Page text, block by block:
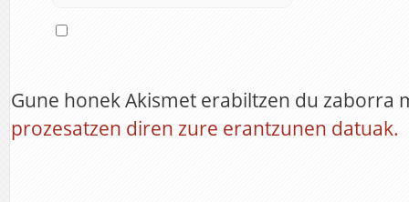
Gune honek Akismet erabiltzen du zaborra
prozesatzen diren zure erantzunen datuak.